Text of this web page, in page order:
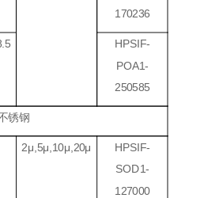
170236
HPSIF-
POA1-
250585
锈钢
2μ ,5μ ,10μ ,20μ
HPSIF-
SOD1-
127000